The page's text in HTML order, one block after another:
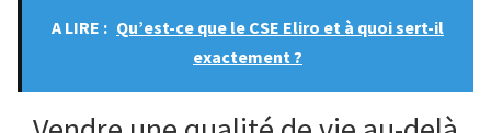
A LIRE : Qu’est-ce que le CSE Eliro et à quoi sert-il
exactement ?